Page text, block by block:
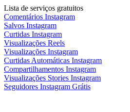
Lista de serviços gratuitos
Comentários Instagram
Salvos Instagram
Curtidas Instagram
Visualizações Reels
Visualizações Instagram
Curtidas Automáticas Instagram
Compartilhamentos Instagram
Visualizações Stories Instagram
Seguidores Instagram Grátis